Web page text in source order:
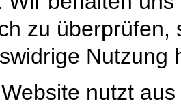
zu überprüfen,
Nutzung
nutzt